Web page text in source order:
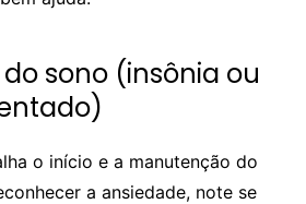
do sono (insônia ou
o início e a manutenção do
a ansiedade, note se